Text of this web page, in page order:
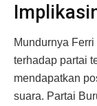
Mundurnya
terhadap partai
mendapatkan
suara. Partai